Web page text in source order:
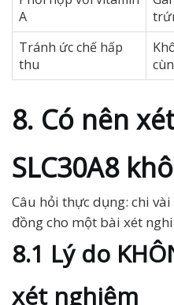
A
Tránh ức chế hấp
thu
8. Có nên
SLC30A8
Câu hỏi thực dụng: chi
đồng cho một bài xét
8.1 Lý do
xét nghiệm